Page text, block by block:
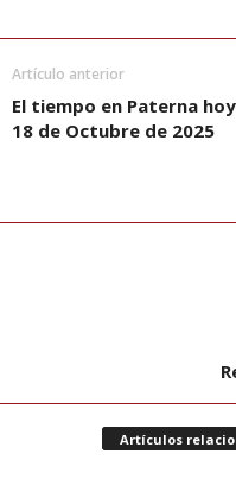
Artículo anterior
El tiempo en Paterna
18 de Octubre de 2025
Artículos